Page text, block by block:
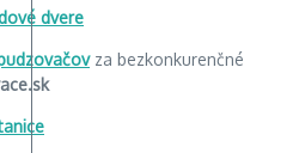
dvere
za bezkonkurenčné